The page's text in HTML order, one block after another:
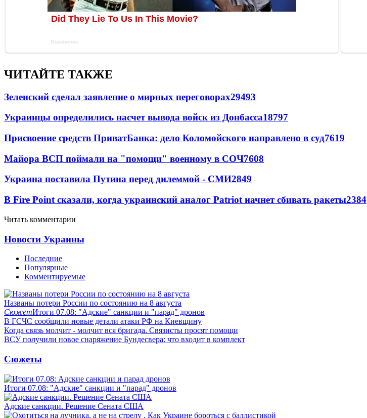
ЧИТАЙТЕ ТАКЖЕ
Зеленский сделал заявление о мирных переговорах29493
Украинцы определились насчет вывода войск из Донбасса18797
Присвоение средств ПриватБанка: дело Коломойского направлено в суд7619
Майора ВСП поймали на "помощи" военному в СОЧ7608
Украина поставила Путина перед дилеммой - СМИ2849
В Fire Point сказали, когда украинский аналог Patriot начнет сбивать ракеты2384
Читать комментарии
Новости Украины
Последние
Популярные
Комментируемые
Названы потери России по состоянию на 8 августа
СюжетИтоги 07.08: "Адские" санкции и "парад" дронов
В ГСЧС сообщили новые детали атаки РФ на Киевщину
Когда связь молчит - молчит вся бригада. Связисты просят помощи
ВСУ получили новое снаряжение Бундесвера: что входит в комплект
Сюжеты
Итоги 07.08: "Адские" санкции и "парад" дронов
Адские санкции. Решение Сената США